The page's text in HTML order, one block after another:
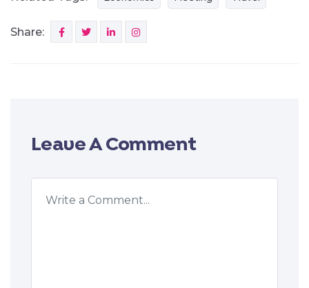
Share:
Leave A Comment